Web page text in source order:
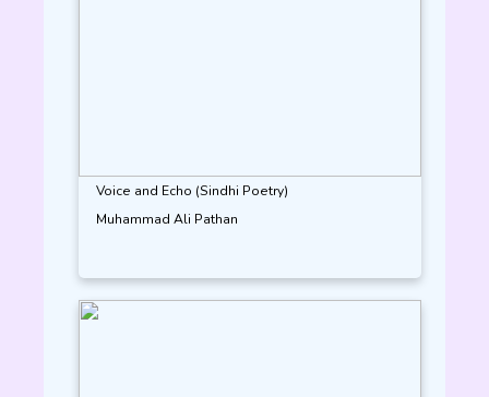
Voice and Echo (Sindhi Poetry)
Muhammad Ali Pathan